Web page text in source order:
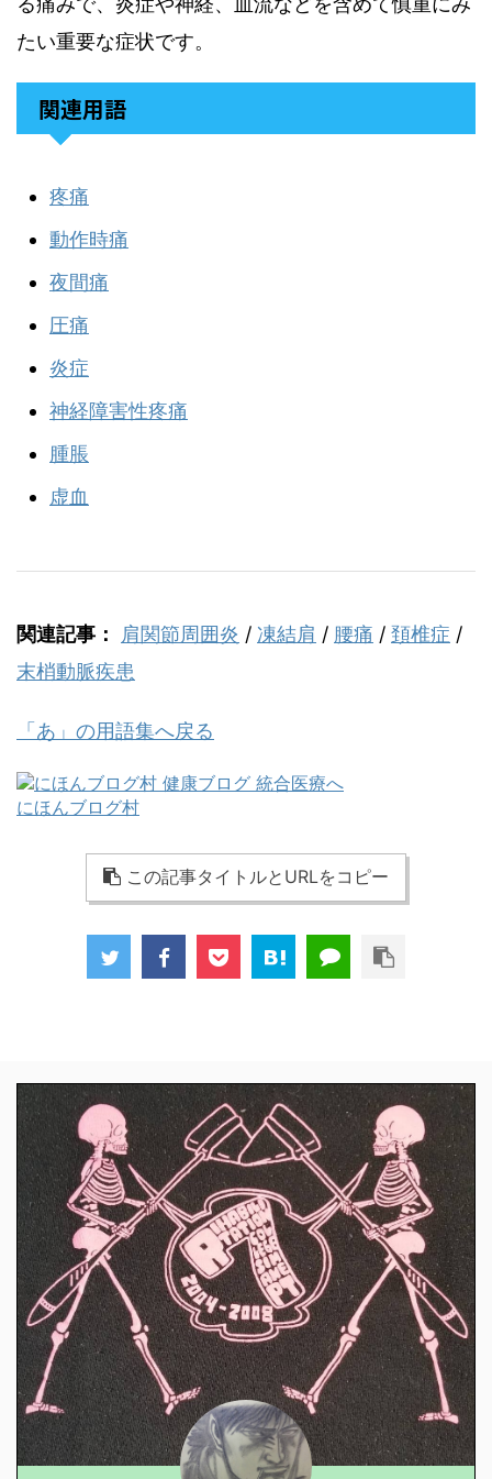
たい重要な症状です。
関連用語
疼痛
動作時痛
夜間痛
圧痛
炎症
神経障害性疼痛
腫脹
虚血
関連記事： 肩関節周囲炎 / 凍結肩 / 腰痛 / 頚椎症 /
末梢動脈疾患
「あ」の用語集へ戻る
にほんブログ村
この記事タイトルとURLをコピー